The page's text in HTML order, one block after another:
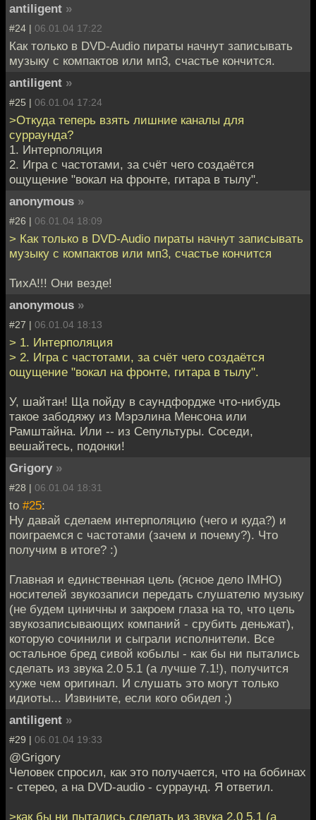
antiligent »
#24 | 06.01.04 17:22
Как только в DVD-Audio пираты начнут записывать
музыку с компактов или мп3, счастье кончится.
antiligent »
#25 | 06.01.04 17:24
>Откуда теперь взять лишние каналы для
сурраунда?
1. Интерполяция
2. Игра с частотами, за счёт чего создаётся
ощущение "вокал на фронте, гитара в тылу".
anonymous »
#26 | 06.01.04 18:09
> Как только в DVD-Audio пираты начнут записывать
музыку с компактов или мп3, счастье кончится
ТихА!!! Они везде!
anonymous »
#27 | 06.01.04 18:13
> 1. Интерполяция
> 2. Игра с частотами, за счёт чего создаётся
ощущение "вокал на фронте, гитара в тылу".
У, шайтан! Ща пойду в саундфордже что-нибудь
такое забодяжу из Мэрэлина Менсона или
Рамштайна. Или -- из Сепультуры. Соседи,
вешайтесь, подонки!
Grigory »
#28 | 06.01.04 18:31
to #25:
Ну давай сделаем интерполяцию (чего и куда?) и
поиграемся с частотами (зачем и почему?). Что
получим в итоге? :)
Главная и единственная цель (ясное дело IMHO)
носителей звукозаписи передать слушателю музыку
(не будем циничны и закроем глаза на то, что цель
звукозаписывающих компаний - срубить деньжат),
которую сочинили и сыграли исполнители. Все
остальное бред сивой кобылы - как бы ни пытались
сделать из звука 2.0 5.1 (а лучше 7.1!), получится
хуже чем оригинал. И слушать это могут только
идиоты... Извините, если кого обидел ;)
antiligent »
#29 | 06.01.04 19:33
@Grigory
Человек спросил, как это получается, что на бобинах
- стерео, а на DVD-audio - сурраунд. Я ответил.
>как бы ни пытались сделать из звука 2.0 5.1 (а